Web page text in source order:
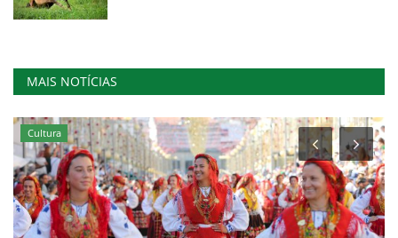
MAIS NOTÍCIAS
Cultura